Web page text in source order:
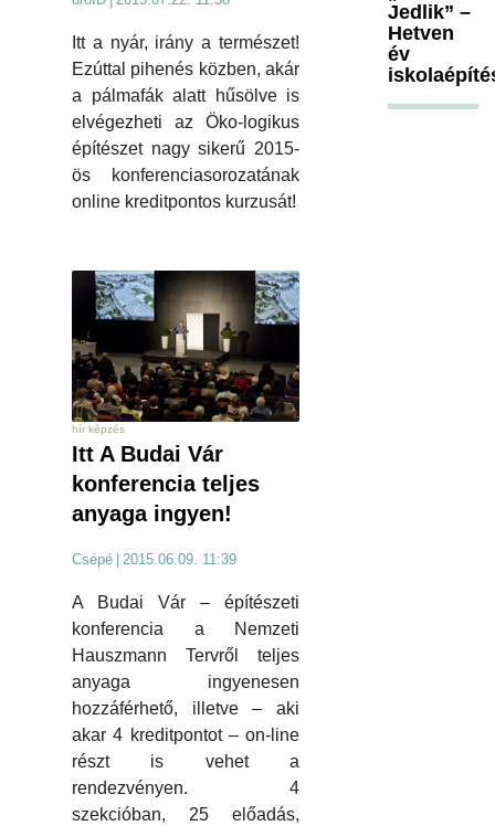
Itt a nyár, irány a természet!
Ezúttal pihenés közben, akár
a pálmafák alatt hűsölve is
elvégezheti az Öko-logikus
építészet nagy sikerű 2015-
ös konferenciasorozatának
online kreditpontos kurzusát!
hír képzés
Itt A Budai Vár
konferencia teljes
anyaga ingyen!
Csépé 2015.06.09. 11:39
A Budai Vár – építészeti
konferencia a Nemzeti
Hauszmann Tervről teljes
anyaga ingyenesen
hozzáférhető, illetve – aki
akar 4 kreditpontot – on-line
részt is vehet a
rendezvényen. 4
szekcióban, 25 előadás,
Jedlik” –
Hetven
év